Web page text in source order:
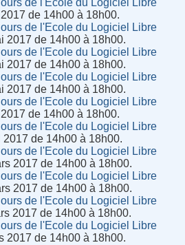
de l'Ecole du Logiciel Libre
de 14h00 à 18h00.
de l'Ecole du Logiciel Libre
2017 de 14h00 à 18h00.
de l'Ecole du Logiciel Libre
2017 de 14h00 à 18h00.
de l'Ecole du Logiciel Libre
2017 de 14h00 à 18h00.
de l'Ecole du Logiciel Libre
de 14h00 à 18h00.
de l'Ecole du Logiciel Libre
2017 de 14h00 à 18h00.
de l'Ecole du Logiciel Libre
2017 de 14h00 à 18h00.
de l'Ecole du Logiciel Libre
2017 de 14h00 à 18h00.
de l'Ecole du Logiciel Libre
2017 de 14h00 à 18h00.
de l'Ecole du Logiciel Libre
2017 de 14h00 à 18h00.